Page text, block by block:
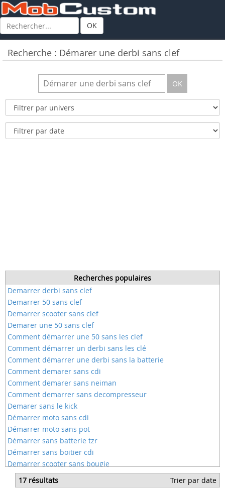
OK
Recherche : Démarer une derbi sans clef
OK
Recherches populaires
Demarrer derbi sans clef
Demarrer 50 sans clef
Demarrer scooter sans clef
Demarer une 50 sans clef
Comment démarrer une 50 sans les clef
Comment démarrer un derbi sans les clé
Comment démarrer une derbi sans la batterie
Comment demarer sans cdi
Comment demarer sans neiman
Comment demarrer sans decompresseur
Demarer sans le kick
Démarrer moto sans cdi
Démarrer moto sans pot
Démarrer sans batterie tzr
Démarrer sans boitier cdi
Demarrer scooter sans bougie
Demarrer scooter sans cdi
Démarrer scooter sans starter
17 résultats Trier par date